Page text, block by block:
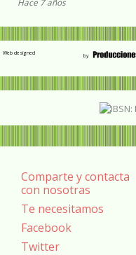
Hace 7 años
Web designed
Comparte y contacta
con nosotras
Te necesitamos
Facebook
Twitter